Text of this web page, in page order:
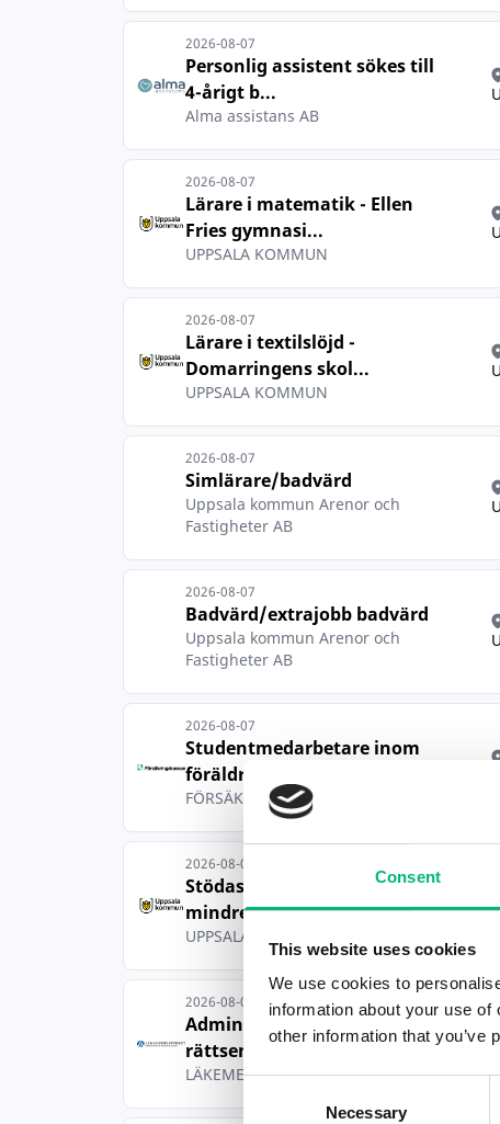
Consent
This website uses cookies
We use cookies to
information about your use
other information that you’ve
Necessary
2026-08-07
Personlig assistent sökes till
4-årigt b...
Alma assistans AB
2026-08-07
Lärare i matematik - Ellen
Fries gymnasi...
UPPSALA KOMMUN
2026-08-07
Lärare i textilslöjd -
Domarringens skol...
UPPSALA KOMMUN
2026-08-07
Simlärare/badvärd
Uppsala kommun Arenor och
Fastigheter AB
2026-08-07
Badvärd/extrajobb badvärd
Uppsala kommun Arenor och
Fastigheter AB
2026-08-07
Studentmedarbetare inom
föräldraförsäkri...
FÖRSÄKRINGSKASSAN
2026-08-07
Stödassistent (dag) till
mindre boende f...
UPPSALA KOMMUN
2026-08-07
Administratör till
rättsenheten
LÄKEMEDELSVERKET